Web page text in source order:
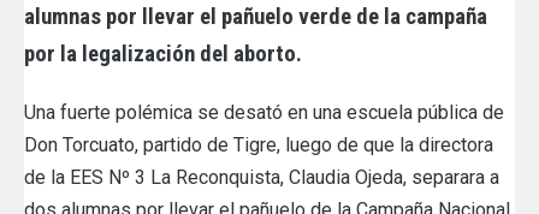
alumnas por llevar el pañuelo verde de la campaña
por la legalización del aborto.
Una fuerte polémica se desató en una escuela pública de
Don Torcuato, partido de Tigre, luego de que la directora
de la EES Nº 3 La Reconquista, Claudia Ojeda, separara a